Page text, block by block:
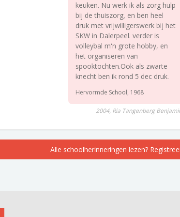
keuken. Nu werk ik als zorg hulp
bij de thuiszorg, en ben heel
druk met vrijwilligerswerk bij het
SKW in Dalerpeel. verder is
volleybal m'n grote hobby, en
het organiseren van
spooktochten.Ook als zwarte
knecht ben ik rond 5 dec druk.
Hervormde School, 1968
2004, Ria Tangenberg
Alle schoolherinneringen lezen?